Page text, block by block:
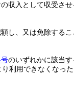
収入として収受させ
し、又は免除するこ
のいずれかに該当
利用できなくなった